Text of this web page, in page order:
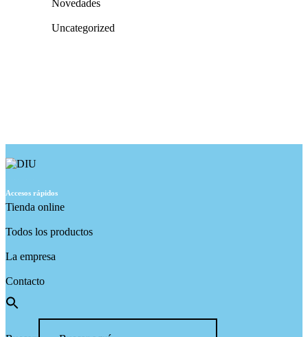
Novedades
Uncategorized
Accesos rápidos
Tienda online
Todos los productos
La empresa
Contacto